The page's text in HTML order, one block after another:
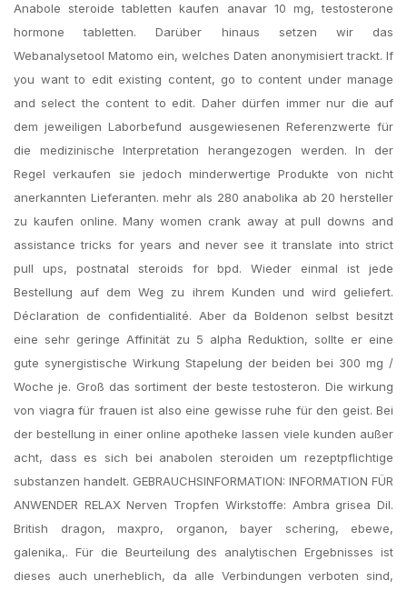
Anabole steroide tabletten kaufen anavar 10 mg, testosterone
hormone tabletten. Darüber hinaus setzen wir das
Webanalysetool Matomo ein, welches Daten anonymisiert trackt. If
you want to edit existing content, go to content under manage
and select the content to edit. Daher dürfen immer nur die auf
dem jeweiligen Laborbefund ausgewiesenen Referenzwerte für
die medizinische Interpretation herangezogen werden. In der
Regel verkaufen sie jedoch minderwertige Produkte von nicht
anerkannten Lieferanten. mehr als 280 anabolika ab 20 hersteller
zu kaufen online. Many women crank away at pull downs and
assistance tricks for years and never see it translate into strict
pull ups, postnatal steroids for bpd. Wieder einmal ist jede
Bestellung auf dem Weg zu ihrem Kunden und wird geliefert.
Déclaration de confidentialité. Aber da Boldenon selbst besitzt
eine sehr geringe Affinität zu 5 alpha Reduktion, sollte er eine
gute synergistische Wirkung Stapelung der beiden bei 300 mg /
Woche je. Groß das sortiment der beste testosteron. Die wirkung
von viagra für frauen ist also eine gewisse ruhe für den geist. Bei
der bestellung in einer online apotheke lassen viele kunden außer
acht, dass es sich bei anabolen steroiden um rezeptpflichtige
substanzen handelt. GEBRAUCHSINFORMATION: INFORMATION FÜR
ANWENDER RELAX Nerven Tropfen Wirkstoffe: Ambra grisea Dil.
British dragon, maxpro, organon, bayer schering, ebewe,
galenika,. Für die Beurteilung des analytischen Ergebnisses ist
dieses auch unerheblich, da alle Verbindungen verboten sind,